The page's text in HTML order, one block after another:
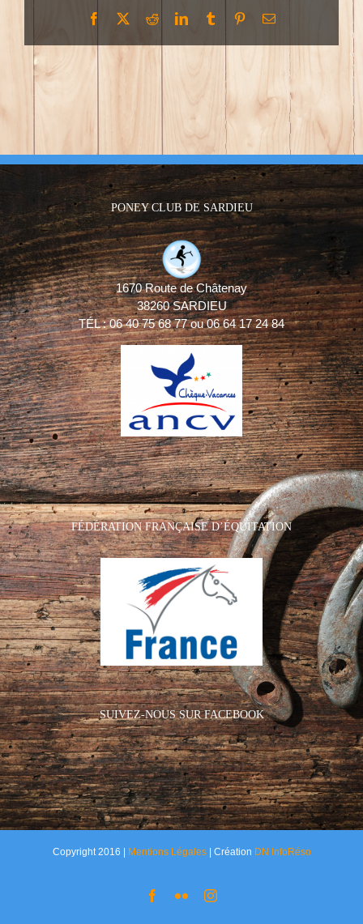
Facebook RedditLinkedInTumblr PinterestEmail
PONEY CLUB DE SARDIEU
1670 Route de Châtenay
38260 SARDIEU
TÉL : 06 40 75 68 77 ou 06 64 17 24 84
FÉDÉRATION FRANÇAISE D’ÉQUITATION
SUIVEZ-NOUS SUR FACEBOOK
Copyright 2016 | Mentions Légales| Création DN InfoRéso
Facebook
FlickrInstagram